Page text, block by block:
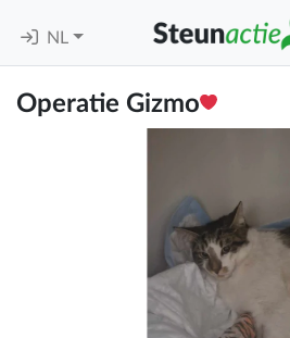
NL
Operatie Gizmo